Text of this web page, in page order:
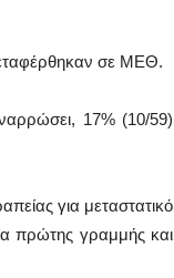
σε ΜΕΘ.
17% (10/59)
για μεταστατικό
πρώτης γραμμής και